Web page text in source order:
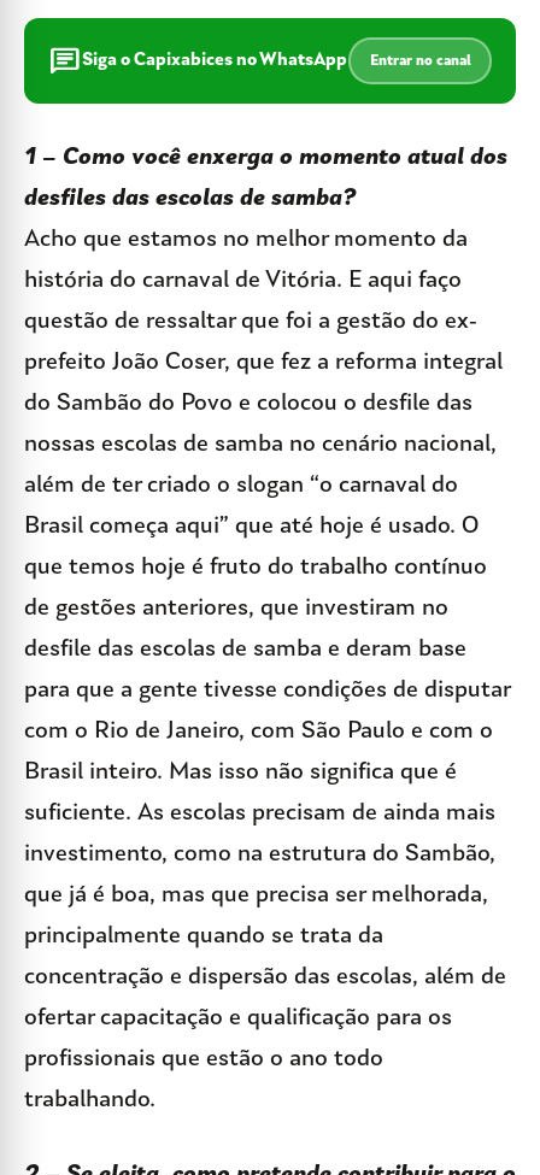
chatSiga o Capixabices no WhatsApp Entrar no canal
1 – Como você enxerga o momento atual dos
desfiles das escolas de samba?
Acho que estamos no melhor momento da
história do carnaval de Vitória. E aqui faço
questão de ressaltar que foi a gestão do ex-
prefeito João Coser, que fez a reforma integral
do Sambão do Povo e colocou o desfile das
nossas escolas de samba no cenário nacional,
além de ter criado o slogan “o carnaval do
Brasil começa aqui” que até hoje é usado. O
que temos hoje é fruto do trabalho contínuo
de gestões anteriores, que investiram no
desfile das escolas de samba e deram base
para que a gente tivesse condições de disputar
com o Rio de Janeiro, com São Paulo e com o
Brasil inteiro. Mas isso não significa que é
suficiente. As escolas precisam de ainda mais
investimento, como na estrutura do Sambão,
que já é boa, mas que precisa ser melhorada,
principalmente quando se trata da
concentração e dispersão das escolas, além de
ofertar capacitação e qualificação para os
profissionais que estão o ano todo
trabalhando.